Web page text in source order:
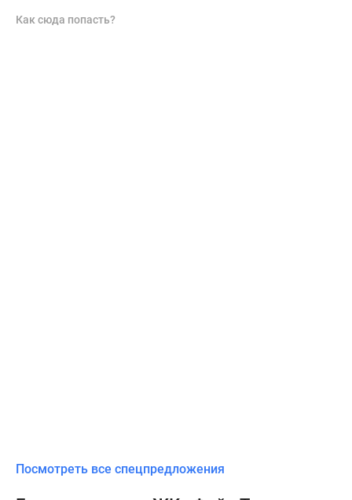
Как сюда попасть?
Посмотреть все спецпредложения